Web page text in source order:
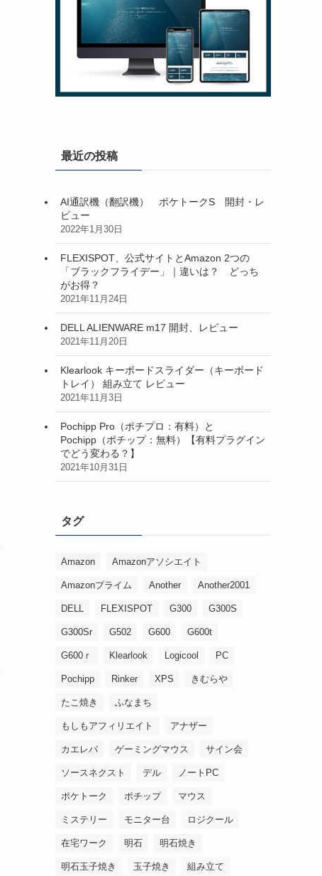
最近の投稿
AI通訳機（翻訳機） ポケトークS 開封・レ
ビュー
2022年1月30日
FLEXISPOT、公式サイトとAmazon 2つの
「ブラックフライデー」｜違いは？ どっち
がお得？
2021年11月24日
DELL ALIENWARE m17 開封、レビュー
2021年11月20日
Klearlook キーボードスライダー（キーボード
トレイ） 組み立て レビュー
2021年11月3日
Pochipp Pro（ポチプロ：有料）と
Pochipp（ポチップ：無料）【有料プラグイン
でどう変わる？】
2021年10月31日
タグ
Amazon Amazonアソシエイト
Amazonプライム Another Another2001
DELL FLEXISPOT G300 G300S
G300Sr G502 G600 G600t
G600ｒ Klearlook Logicool PC
Pochipp Rinker XPS きむらや
たこ焼き ふなまち
もしもアフィリエイト アナザー
カエレバ ゲーミングマウス サイン会
ソースネクスト デル ノートPC
ポケトーク ポチップ マウス
ミステリー モニター台 ロジクール
在宅ワーク 明石 明石焼き
明石玉子焼き 玉子焼き 組み立て